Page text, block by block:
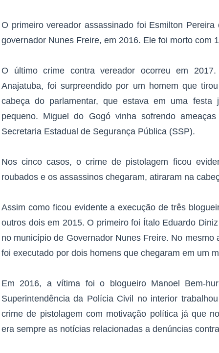
O primeiro vereador assassinado foi Esmilton
governador Nunes Freire, em 2016. Ele foi morto com
O último crime contra vereador ocorreu em
Anajatuba, foi surpreendido por um homem que
cabeça do parlamentar, que estava em uma
pequeno. Miguel do Gogó vinha sofrendo
Secretaria Estadual de Segurança Pública (SSP).
Nos cinco casos, o crime de pistolagem ficou
roubados e os assassinos chegaram, atiraram na
Assim como ficou evidente a execução de três
outros dois em 2015. O primeiro foi Ítalo Eduardo
no município de Governador Nunes Freire. No mesmo
foi executado por dois homens que chegaram em um
Em 2016, a vítima foi o blogueiro Manoel Bem-
Superintendência da Polícia Civil no interior
crime de pistolagem com motivação política já que
era sempre as notícias relacionadas a denúncias